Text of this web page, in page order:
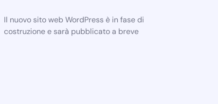
Il nuovo sito web WordPress è in fase di
costruzione e sarà pubblicato a breve